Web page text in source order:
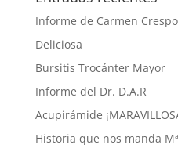
Informe de Carmen
Deliciosa
Bursitis Trocánter Mayor
Informe del Dr. D.A.R
Acupirámide
Historia que nos manda